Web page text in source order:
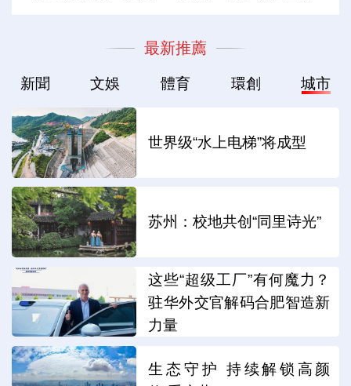
最新推薦
新聞 文娛 體育 環創 城市
世界级“水上电梯”将成型
苏州：校地共创“同里诗光”
这些“超级工厂”有何魔力？
驻华外交官解码合肥智造新
力量
生态守护 持续解锁高颜